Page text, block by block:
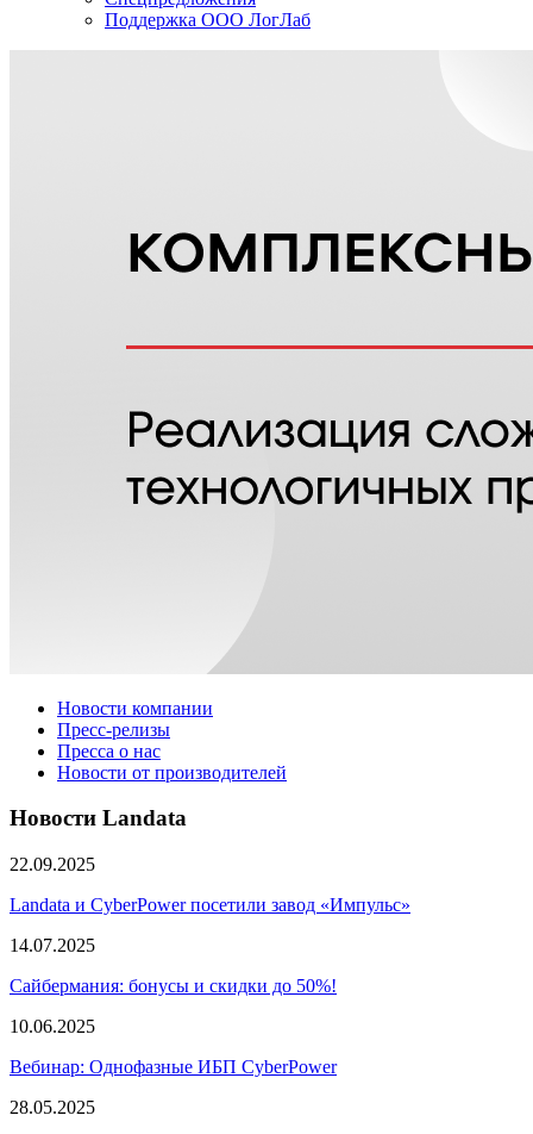
Поддержка ООО ЛогЛаб
Новости компании
Пресс-релизы
Пресса о нас
Новости от производителей
Новости Landata
22.09.2025
Landata и CyberPower посетили завод «Импульс»
14.07.2025
Сайбермания: бонусы и скидки до 50%!
10.06.2025
Вебинар: Однофазные ИБП CyberPower
28.05.2025